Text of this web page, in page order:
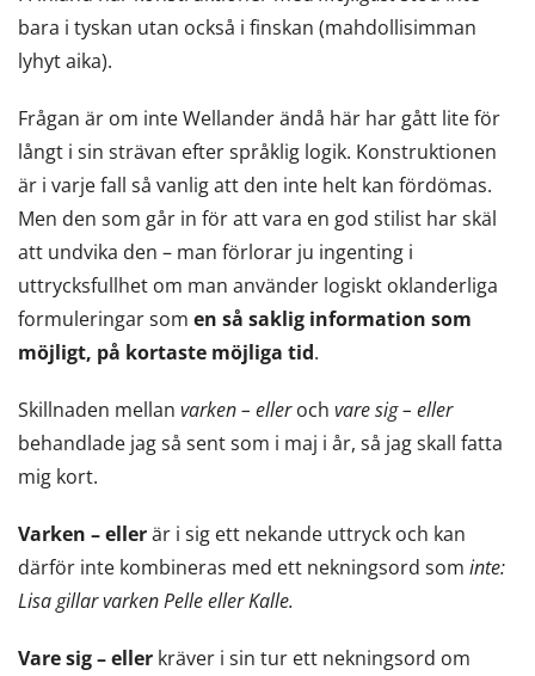
bara i tyskan utan också i finskan (mahdollisimman
lyhyt aika).
Frågan är om inte Wellander ändå här har gått lite för
långt i sin strävan efter språklig logik. Konstruktionen
är i varje fall så vanlig att den inte helt kan fördömas.
Men den som går in för att vara en god stilist har skäl
att undvika den – man förlorar ju ingenting i
uttrycksfullhet om man använder logiskt oklanderliga
formuleringar som en så saklig information som
möjligt, på kortaste möjliga tid.
Skillnaden mellan varken – elleroch vare sig – eller
behandlade jag så sent som i maj i år, så jag skall fatta
mig kort.
Varken – ellerär i sig ett nekande uttryck och kan
därför inte kombineras med ett nekningsord som inte:
Lisa gillar varken Pelle eller Kalle.
Vare sig – eller kräver i sin tur ett nekningsord om